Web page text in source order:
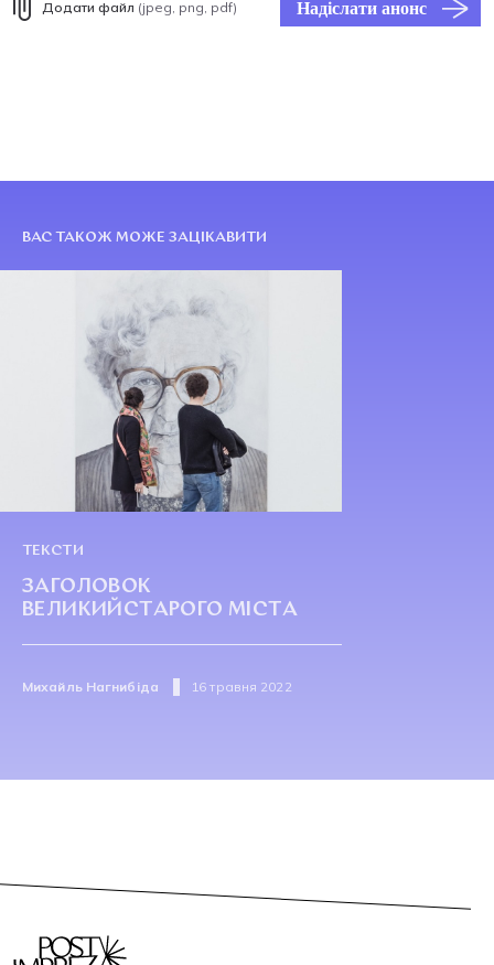
Додати файл (jpeg, png, pdf) Надіслати анонс
ВАС ТАКОЖ МОЖЕ ЗАЦІКАВИТИ
ТЕКСТИ
ЗАГОЛОВОК
ВЕЛИКИЙСТАРОГО МІСТА
Михайль Нагнибіда 16 травня 2022